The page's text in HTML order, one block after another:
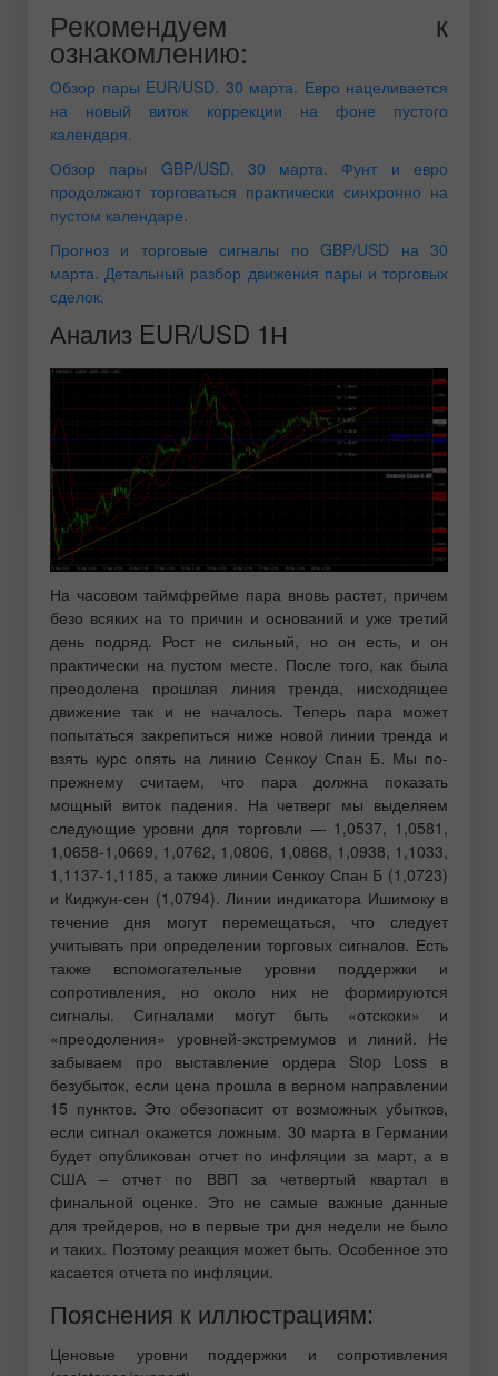
Рекомендуем к
ознакомлению:
Обзор пары EUR/USD. 30 марта. Евро нацеливается
на новый виток коррекции на фоне пустого
календаря.
Обзор пары GBP/USD. 30 марта. Фунт и евро
продолжают торговаться практически синхронно на
пустом календаре.
Прогноз и торговые сигналы по GBP/USD на 30
марта. Детальный разбор движения пары и торговых
сделок.
Анализ EUR/USD 1Н
На часовом таймфрейме пара вновь растет, причем
безо всяких на то причин и оснований и уже третий
день подряд. Рост не сильный, но он есть, и он
практически на пустом месте. После того, как была
преодолена прошлая линия тренда, нисходящее
движение так и не началось. Теперь пара может
попытаться закрепиться ниже новой линии тренда и
взять курс опять на линию Сенкоу Спан Б. Мы по-
прежнему считаем, что пара должна показать
мощный виток падения. На четверг мы выделяем
следующие уровни для торговли — 1,0537, 1,0581,
1,0658-1,0669, 1,0762, 1,0806, 1,0868, 1,0938, 1,1033,
1,1137-1,1185, а также линии Сенкоу Спан Б (1,0723)
и Киджун-сен (1,0794). Линии индикатора Ишимоку в
течение дня могут перемещаться, что следует
учитывать при определении торговых сигналов. Есть
также вспомогательные уровни поддержки и
сопротивления, но около них не формируются
сигналы. Сигналами могут быть «отскоки» и
«преодоления» уровней-экстремумов и линий. Не
забываем про выставление ордера Stop Loss в
безубыток, если цена прошла в верном направлении
15 пунктов. Это обезопасит от возможных убытков,
если сигнал окажется ложным. 30 марта в Германии
будет опубликован отчет по инфляции за март, а в
США – отчет по ВВП за четвертый квартал в
финальной оценке. Это не самые важные данные
для трейдеров, но в первые три дня недели не было
и таких. Поэтому реакция может быть. Особенное это
касается отчета по инфляции.
Пояснения к иллюстрациям:
Ценовые уровни поддержки и сопротивления